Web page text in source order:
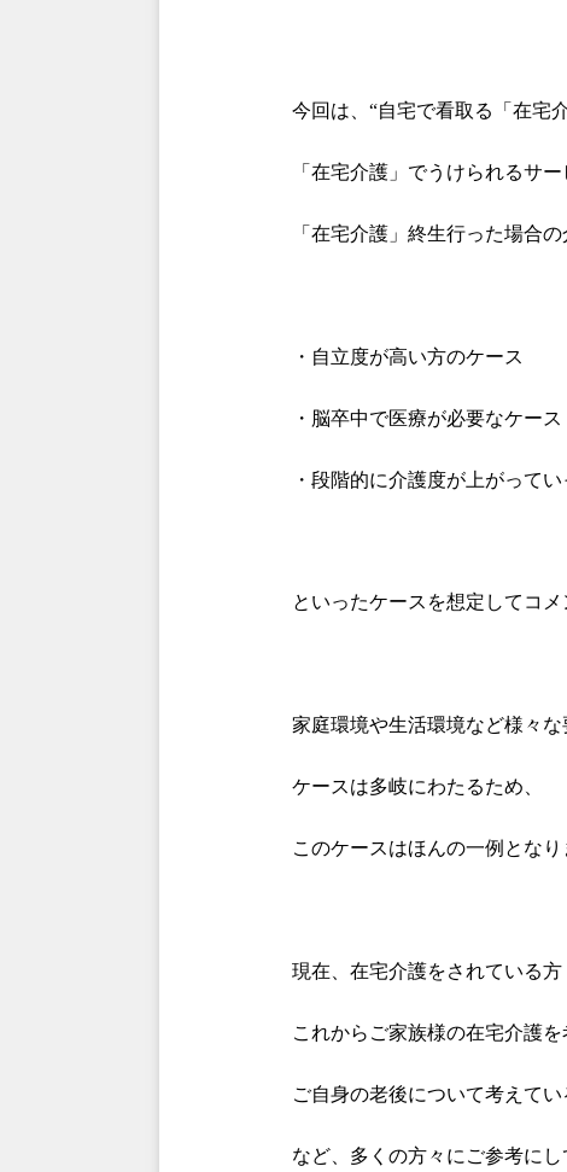
今回は、“自宅で看取る「在宅
「在宅介護」でうけられるサー
「在宅介護」終生行った場合の
・自立度が高い方のケース
・脳卒中で医療が必要なケース
・段階的に介護度が上がって
といったケースを想定してコメ
家庭環境や生活環境など様々な
ケースは多岐にわたるため、
このケースはほんの一例となり
現在、在宅介護をされている方
これからご家族様の在宅介護
ご自身の老後について考えてい
など、多くの方々にご参考にし